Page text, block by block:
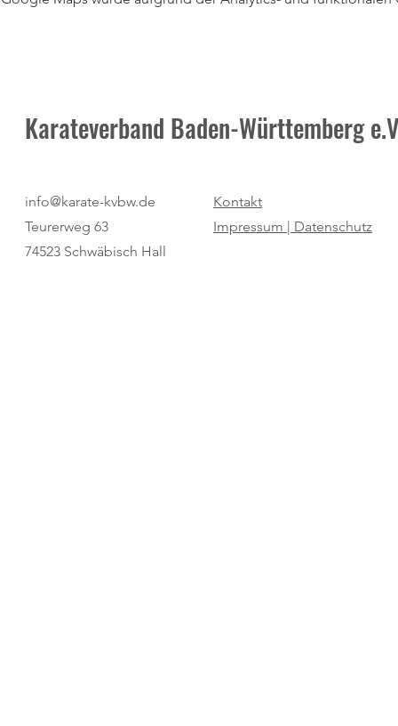
Karateverband Baden-Württemberg
info@karate-kvbw.de
Teurerweg 63
74523 Schwäbisch Hall
Kontakt
Impressum | Datenschutz